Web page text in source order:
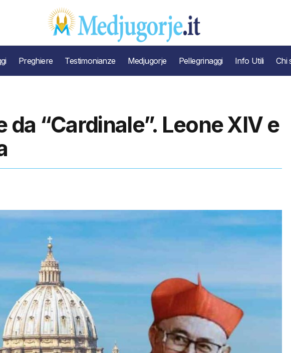
Preghiere Testimonianze Medjugorje Pellegrinaggi Info Utili Chi
da “Cardinale”. Leone XIV e